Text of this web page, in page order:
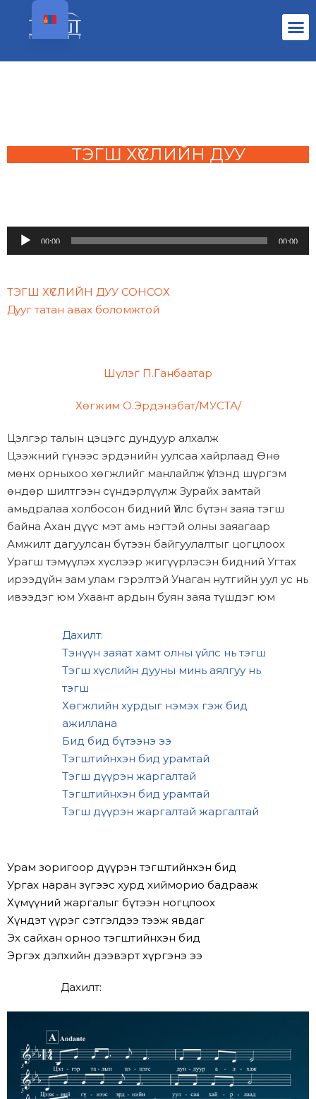
ТЭГШ ХҮСЛИЙН ДУУ
Аудио
тоглуулагч
00:00 00:00
ТЭГШ ХҮСЛИЙН ДУУ СОНСОХ
Дууг татан авах боломжтой
Шүлэг П.Ганбаатар
Хөгжим О.Эрдэнэбат/МУСТА/
Цэлгэр талын цэцэгс дундуур алхалж
Цээжний гүнээс эрдэнийн уулсаа хайрлаад Өнө
мөнх орныхоо хөгжлийг манлайлж Үүлэнд шүргэм
өндөр шилтгээн сүндэрлүүлж Зурайх замтай
амьдралаа холбосон бидний Үйлс бүтэн заяа тэгш
байна Ахан дүүс мэт амь нэгтэй олны заяагаар
Амжилт дагуулсан бүтээн байгуулалтыг цогцлоох
Урагш тэмүүлэх хүслээр жигүүрлэсэн бидний Угтах
ирээдүйн зам улам гэрэлтэй Унаган нутгийн уул ус нь
ивээдэг юм Ухаант ардын буян заяа түшдэг юм
Дахилт:
Тэнүүн заяат хамт олны үйлс нь тэгш
Тэгш хүслийн дууны минь аялгуу нь
тэгш
Хөгжлийн хурдыг нэмэх гэж бид
ажиллана
Бид бид бүтээнэ ээ
Тэгштийнхэн бид урамтай
Тэгш дүүрэн жаргалтай
Тэгштийнхэн бид урамтай
Тэгш дүүрэн жаргалтай жаргалтай
Урам зоригоор дүүрэн тэгштийнхэн бид
Ургах наран зүгээс хурд хийморио бадрааж
Хүмүүний жаргалыг бүтээн ногцлоох
Хүндэт үүрэг сэтгэлдээ тээж явдаг
Эх сайхан орноо тэгштийнхэн бид
Эргэх дэлхийн дээвэрт хүргэнэ ээ
Дахилт: